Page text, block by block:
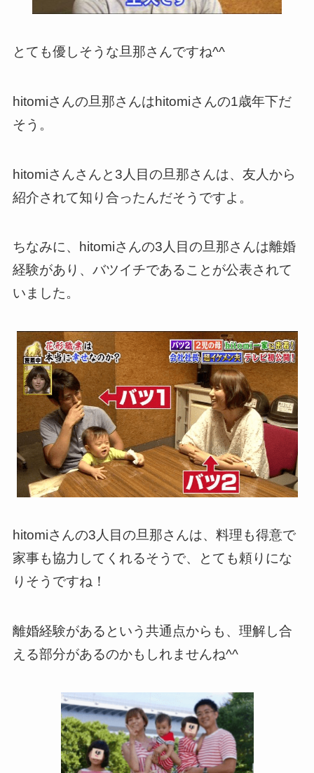
とても優しそうな旦那さんですね^^
hitomiさんの旦那さんはhitomiさんの1歳年下だ
そう。
hitomiさんさんと3人目の旦那さんは、友人から
紹介されて知り合ったんだそうですよ。
ちなみに、hitomiさんの3人目の旦那さんは離婚
経験があり、バツイチであることが公表されて
いました。
hitomiさんの3人目の旦那さんは、料理も得意で
家事も協力してくれるそうで、とても頼りにな
りそうですね！
離婚経験があるという共通点からも、理解し合
える部分があるのかもしれませんね^^